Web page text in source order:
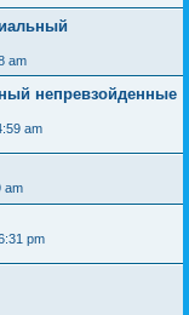
am
непревзойденные
am
am
pm